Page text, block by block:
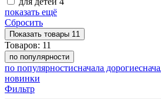
показать ещё
Сбросить
Показать товары 11
Товаров: 11
по популярности
по популярностисначала дорогие
новинки
Фильтр